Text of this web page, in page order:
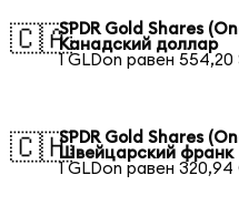
🇨🇦SPDR Gold Shares
Канадский доллар
1 GLDon равен 554,20
🇨🇭SPDR Gold Shares
Швейцарский франк
1 GLDon равен 320,94